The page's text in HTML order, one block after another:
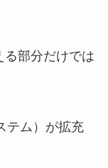
る部分だけでは
テム）が拡充